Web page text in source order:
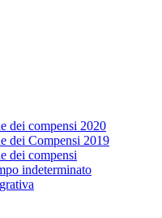
dei compensi 2020
dei Compensi 2019
dei compensi
indeterminato